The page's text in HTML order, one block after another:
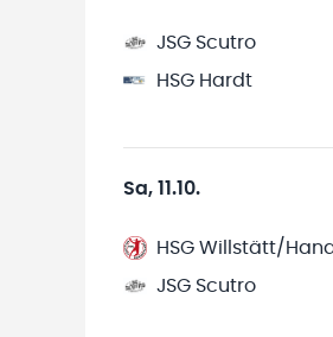
JSG Scutro
HSG Hardt
Sa, 11.10.
HSG Willstätt/
JSG Scutro